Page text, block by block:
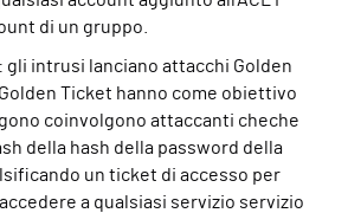
di un gruppo.
intrusi lanciano attacchi Golden
Ticket hanno come obiettivo
coinvolgono attaccanti cheche
della hash della password della
un ticket di accesso per
a qualsiasi servizio servizio